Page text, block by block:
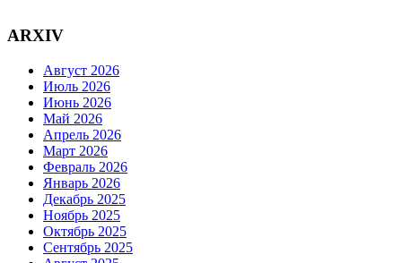
ARXIV
Август 2026
Июль 2026
Июнь 2026
Май 2026
Апрель 2026
Март 2026
Февраль 2026
Январь 2026
Декабрь 2025
Ноябрь 2025
Октябрь 2025
Сентябрь 2025